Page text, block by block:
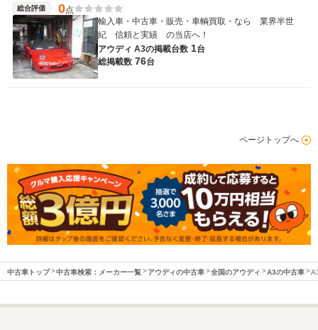
総合評価 0点
輸入車・中古車・販売・車輌買取・なら 業界半世
紀 信頼と実績 の当店へ！
アウディ A3の掲載台数 1台
総掲載数 76台
ページトップへ
中古車トップ 中古車検索：メーカー一覧 アウディの中古車 全国のアウディ A3の中古車